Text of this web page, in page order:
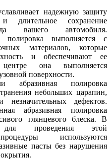
надежную защиту
длительное сохранение
вашего автомобиля.
полировка выполняется с
материалов, которые
и обеспечивают ее
она выполняется
поверхности.
абразивная полировка
небольших царапин,
незначительных дефектов.
абразивная полировка
глянцевого блеска. В
проведения этой
используются
пасты без нарушения